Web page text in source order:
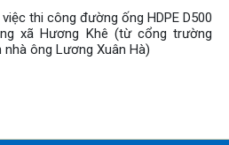
thi công đường ống HDPE D500
xã Hương Khê (từ cổng trường
ông Lương Xuân Hà)